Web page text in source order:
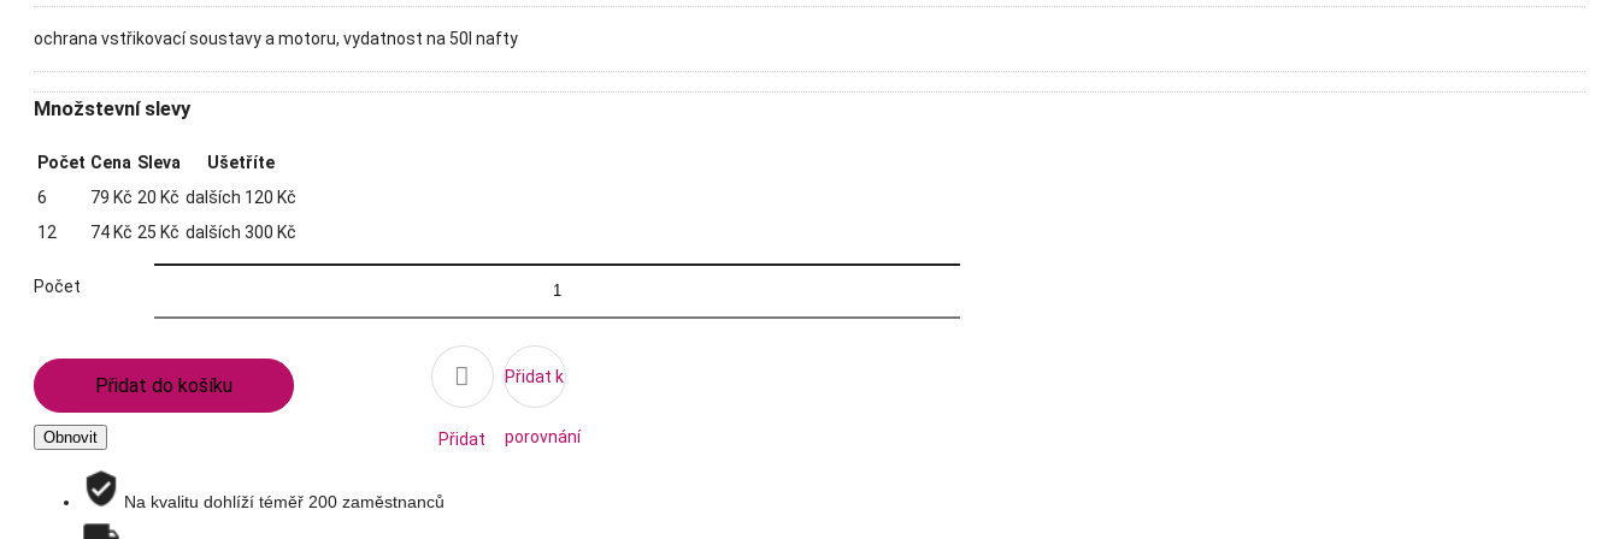
ochrana vstřikovací soustavy a motoru, vydatnost na 50l nafty
Množstevní slevy
Počet Cena Sleva
Ušetříte
6
79 Kč 20 Kč dalších 120 Kč
12
74 Kč 25 Kč dalších 300 Kč
Počet
Přidat do košíku 
Přidat
Přidat k
porovnání
Na kvalitu dohlíží téměř 200 zaměstnanců